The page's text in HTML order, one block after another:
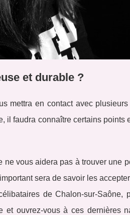
et durable ?
mettra en contact avec
il faudra connaître certains
ne vous aidera pas à trouver
sera de savoir les accepter
de Chalon-sur-Saône,
et ouvrez-vous à ces dernières